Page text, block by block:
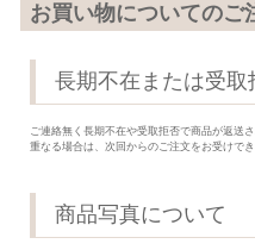
お買い物についてのご
長期不在または受取
ご連絡無く長期不在や受取拒否で商品が返送
重なる場合は、次回からのご注文をお受けで
商品写真について